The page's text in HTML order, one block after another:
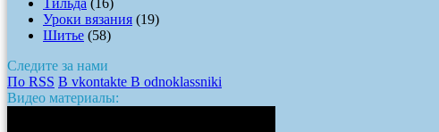
Уроки вязания (19)
Шитье (58)
Следите за нами
По RSS В vkontakte В odnoklassniki
Видео материалы: